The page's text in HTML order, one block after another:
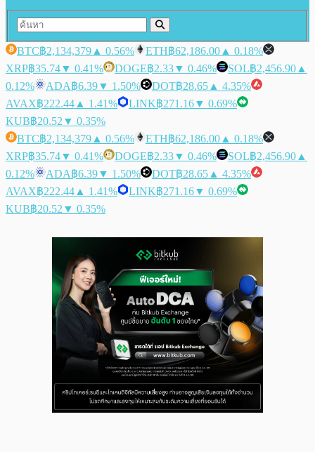
BTC฿2,134,379 ▲ 0.56% ETH฿62,186.00 ▲ 0.18%
XRP฿35.74▼ 0.41% DOGE฿2.33▼ 0.46% SOL฿2,456.90 ▲
0.12%
ADA฿6.39▼ 1.50% DOT฿28.65 ▲ 4.35%
AVAX฿222.44 ▲ 1.41% LINK฿271.16▼ 0.69%
KUB฿20.52 ▼ 0.35%
BTC฿2,134,379 ▲ 0.56% ETH฿62,186.00 ▲ 0.18%
XRP฿35.74▼ 0.41% DOGE฿2.33▼ 0.46% SOL฿2,456.90 ▲
0.12%
ADA฿6.39▼ 1.50% DOT฿28.65 ▲ 4.35%
AVAX฿222.44 ▲ 1.41% LINK฿271.16▼ 0.69%
KUB฿20.52 ▼ 0.35%